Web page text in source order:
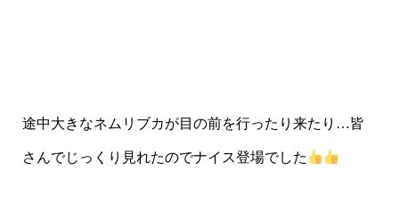
途中大きなネムリブカが目の前を行ったり来たり…皆
さんでじっくり見れたのでナイス登場でした